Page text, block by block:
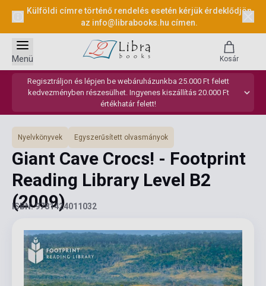
Külföldi címre történő rendelés esetén kérjük érdeklődjön
az info@librabooks.hu címen.
Regisztráljon és lépjen be webáruházunkba 25.000 Ft felett
kedvezményben részesülhet. Ingyenes kiszállítás 20.000 Ft
értékhatár felett!
Menü Kosár
Nyelvkönyvek Egyszerűsített olvasmányok
Giant Cave Crocs! - Footprint
Reading Library Level B2
(2009)
ISBN: 9781424011032